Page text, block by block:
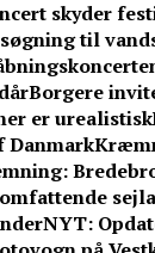
skyder
til
Borgere
er urealistisk
Danmark